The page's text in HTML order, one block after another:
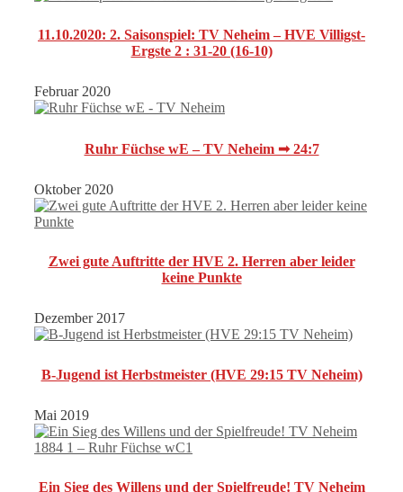
11.10.2020: 2. Saisonspiel: TV Neheim – HVE Villigst-
Ergste 2 : 31-20 (16-10)
Februar 2020
Ruhr Füchse wE – TV Neheim ➟ 24:7
Oktober 2020
Zwei gute Auftritte der HVE 2. Herren aber leider
keine Punkte
Dezember 2017
B-Jugend ist Herbstmeister (HVE 29:15 TV Neheim)
Mai 2019
Ein Sieg des Willens und der Spielfreude! TV Neheim